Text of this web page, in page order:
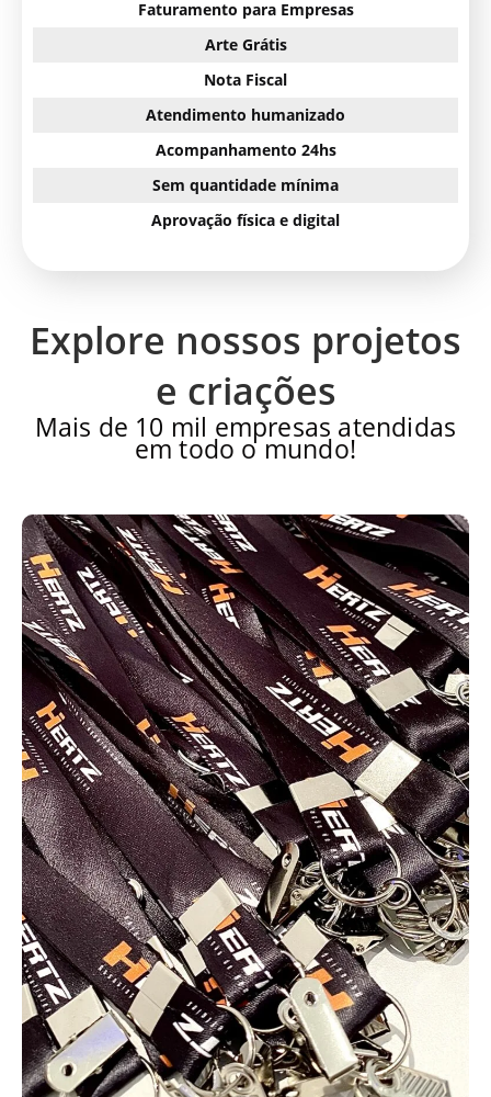
Faturamento para Empresas
Arte Grátis
Nota Fiscal
Atendimento humanizado
Acompanhamento 24hs
Sem quantidade mínima
Aprovação física e digital
Explore nossos projetos
e criações
Mais de 10 mil empresas atendidas
em todo o mundo!